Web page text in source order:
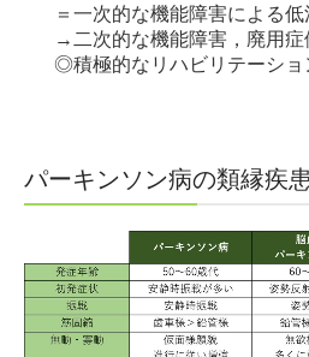
＝一次的な機能障害による低
→二次的な機能障害，廃用症
◎積極的なリハビリテーショ
パーキンソン病の類縁疾患